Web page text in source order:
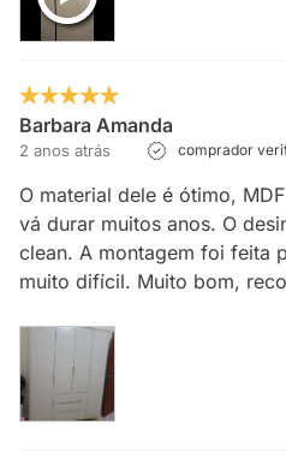
Barbara Amanda
2 anos atrás comprador
O material dele é ótimo,
vá durar muitos anos. O
clean. A montagem foi feita
muito difícil. Muito bom,